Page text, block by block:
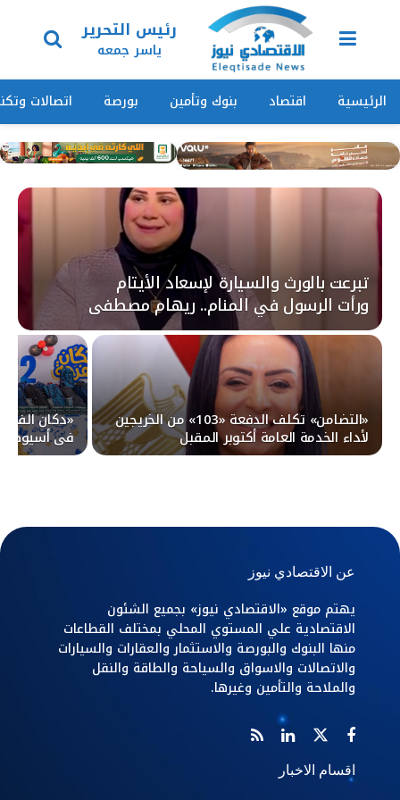
رئيس التحرير
ياسر جمعه
الرئيسية اقتصاد بنوك وتأمين بورصة اتصالات
تبرعت بالورث والسيارة لإسعاد الأيتام
ورأت الرسول في المنام.. ريهام مصطفى
تحصل على قلاده ذهبية
«التضامن» تكلف الدفعة «103» من الخريجين
لأداء الخدمة العامة أكتوبر المقبل في أسيوط
عن الاقتصادي نيوز
يهتم موقع «الاقتصادي نيوز» بجميع الشئون
الاقتصادية علي المستوي المحلي بمختلف القطاعات
منها البنوك والبورصة والاستثمار والعقارات والسيارات
والاتصالات والاسواق والسياحة والطاقة والنقل
والملاحة والتأمين وغيرها.
اقسام الاخبار